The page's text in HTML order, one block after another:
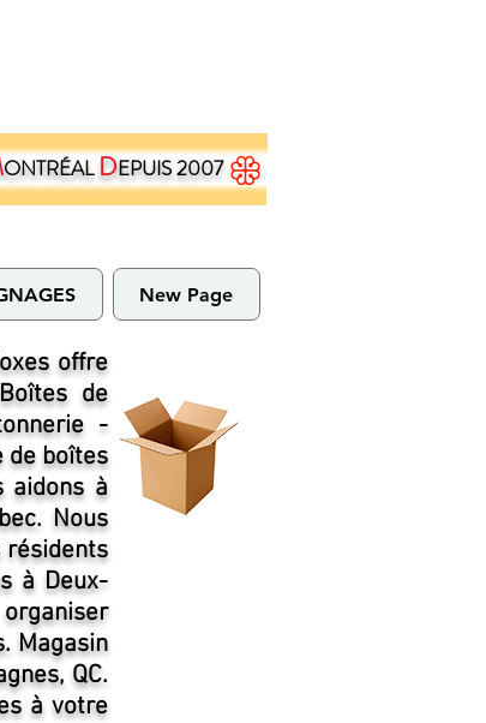
ONTRÉALDEPUIS 2007
New Page
offre
de
-
de boîtes
aidons à
Nous
à Deux-
Magasin
QC.
à votre